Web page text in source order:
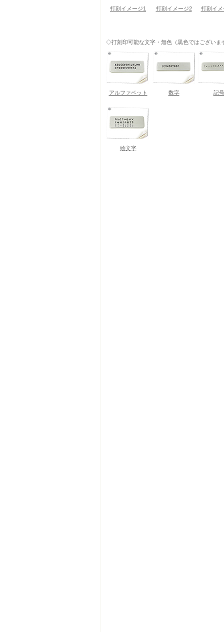
打刻イメージ1 打刻イメージ2 打刻イメ
◇打刻印可能な文字・無色（黒色ではございま
アルファベット 数字 記号
絵文字